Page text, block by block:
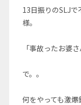
13日振りのSLJ
様。
「事故ったお婆
で。。
何をやっても激